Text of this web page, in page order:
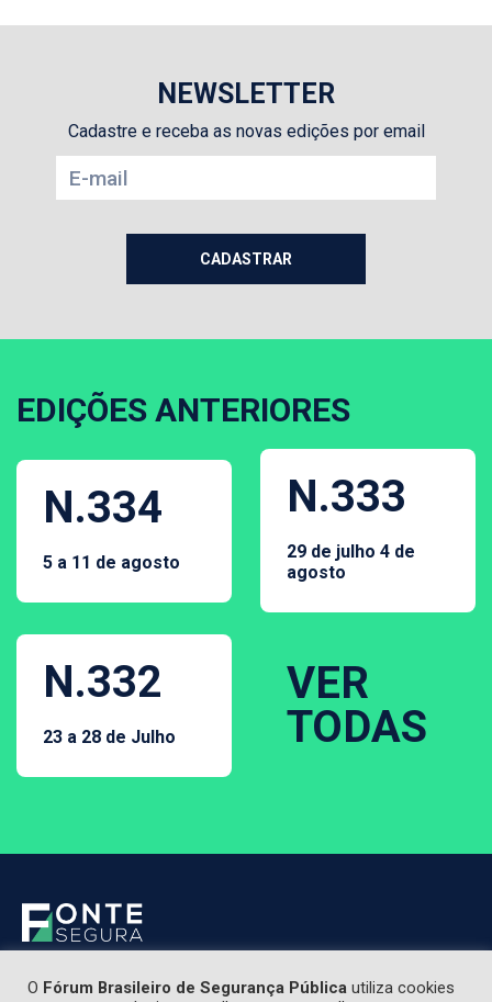
NEWSLETTER
Cadastre e receba as novas edições por email
EDIÇÕES ANTERIORES
N.334
5 a 11 de agosto
N.333
29 de julho 4 de
agosto
N.332
23 a 28 de Julho
VER
TODAS
O Fórum Brasileiro de Segurança Pública utiliza cookies